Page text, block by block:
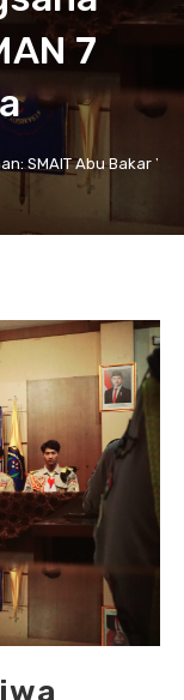
7
SMAIT Abu Bakar